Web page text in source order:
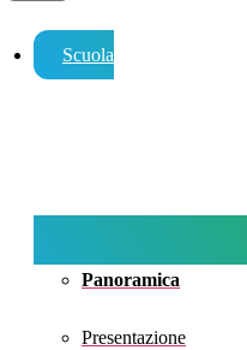
Scuola
Panoramica
Presentazione